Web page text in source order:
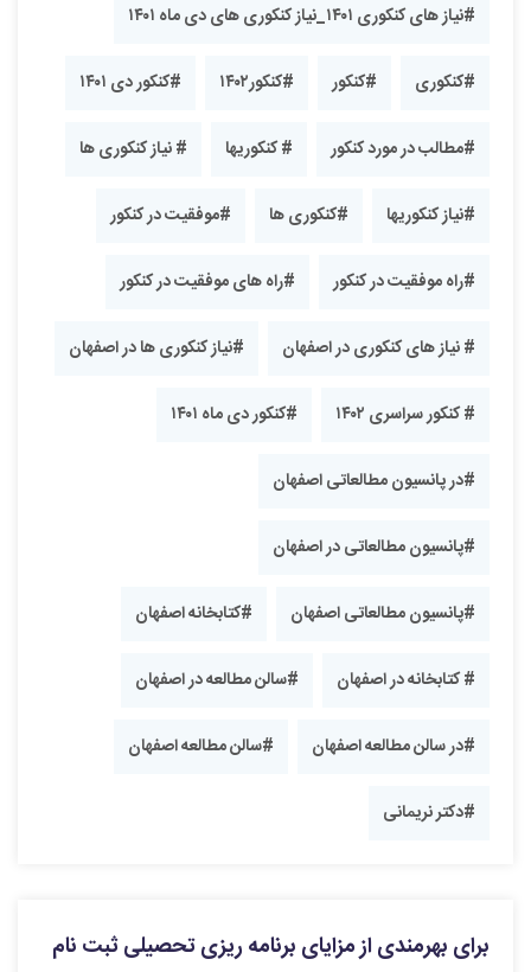
#نیاز های کنکوری ۱۴۰۱_نیاز کنکوری های دی ماه ۱۴۰۱
#کنکوری #کنکور #کنکور۱۴۰۲ #کنکور دی ۱۴۰۱
#مطالب در مورد کنکور # کنکوریها # نیاز کنکوری ها
#نیاز کنکوریها #کنکوری ها #موفقیت در کنکور
#راه موفقیت در کنکور #راه های موفقیت در کنکور
# نیاز های کنکوری در اصفهان #نیاز کنکوری ها در اصفهان
# کنکور سراسری ۱۴۰۲ #کنکور دی ماه ۱۴۰۱
#در پانسیون مطالعاتی اصفهان
#پانسیون مطالعاتی در اصفهان
#پانسیون مطالعاتی اصفهان #کتابخانه اصفهان
# کتابخانه در اصفهان #سالن مطالعه در اصفهان
#در سالن مطالعه اصفهان #سالن مطالعه اصفهان
#دکتر نریمانی
برای بهرمندی از مزایای برنامه ریزی تحصیلی ثبت نام